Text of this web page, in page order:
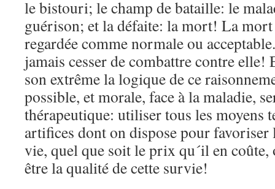
le bistouri; le champ de bataille: le
guérison; et la défaite: la mort! La mort
regardée comme normale ou
jamais cesser de combattre contre elle!
son extrême la logique de ce
possible, et morale, face à la maladie,
thérapeutique: utiliser tous les moyens
artifices dont on dispose pour favoriser
vie, quel que soit le prix qu´il en coûte,
être la qualité de cette survie!